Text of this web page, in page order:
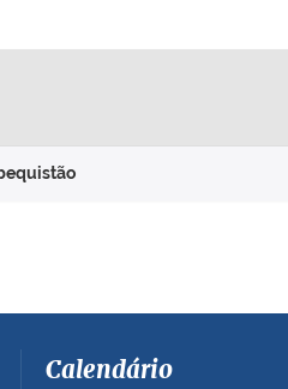
Calendário